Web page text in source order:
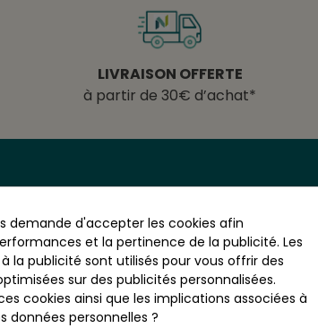
LIVRAISON OFFERTE
à partir de 30€ d’achat*
- VIGNOLLES
- France
demande d'accepter les cookies afin
et la pertinence de la publicité. Les
la publicité sont utilisés pour vous offrir des
sur des publicités personnalisées.
cookies ainsi que les implications associées à
données personnelles ?